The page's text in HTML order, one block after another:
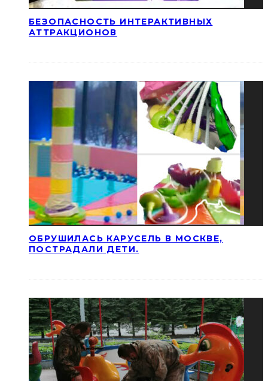
БЕЗОПАСНОСТЬ ИНТЕРАКТИВНЫХ
АТТРАКЦИОНОВ
ОБРУШИЛАСЬ КАРУСЕЛЬ В МОСКВЕ,
ПОСТРАДАЛИ ДЕТИ.